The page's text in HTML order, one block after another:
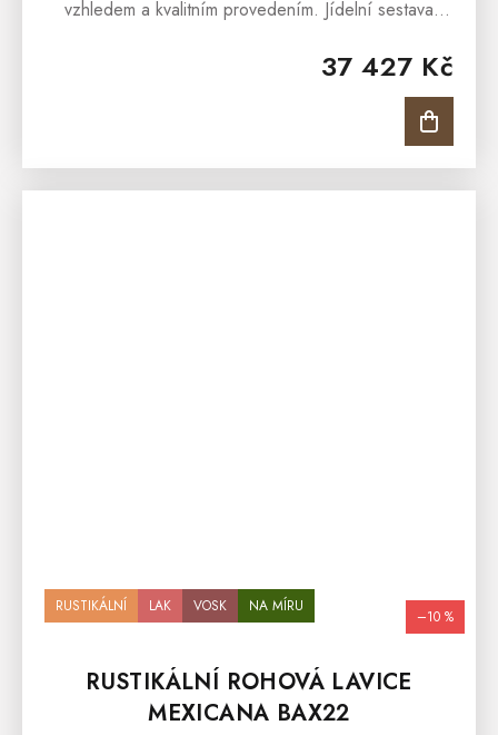
37 427 Kč
vzhledem a kvalitním provedením. Jídelní sestava
masivu a ošetřena lakem v...
RUSTIKÁLNÍ LAK VOSK NA MÍRU
–10 %
RUSTIKÁLNÍ ROHOVÁ LAVICE
MEXICANA BAX22